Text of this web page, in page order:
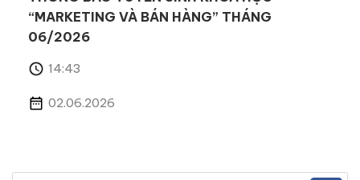
“MARKETING VÀ BÁN HÀNG” THÁNG
06/2026
14:43
02.06.2026